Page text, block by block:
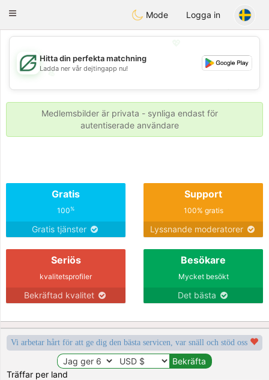
GulfDating
Toggle
Mode Logga in
💖
💕
💕
Hitta din perfekta matchning
Ladda ner vår dejtingapp nu!
Medlemsbilder är privata - synliga endast för
autentiserade användare
Gratis
100%
Gratis tjänster
Support
100% gratis
Lyssnande moderatorer
Seriös
kvalitetsprofiler
Bekräftad kvalitet
Besökare
Mycket besökt
Det bästa
Vi arbetar hårt för att ge dig den bästa servicen, var snäll och stöd oss
Träffar per land